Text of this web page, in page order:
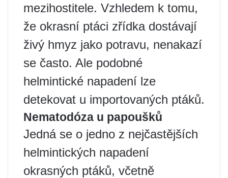
mezihostitele. Vzhledem k tomu,
že okrasní ptáci zřídka dostávají
živý hmyz jako potravu, nenakazí
se často. Ale podobné
helmintické napadení lze
detekovat u importovaných ptáků.
Nematodóza u papoušků
Jedná se o jedno z nejčastějších
helmintických napadení
okrasných ptáků, včetně